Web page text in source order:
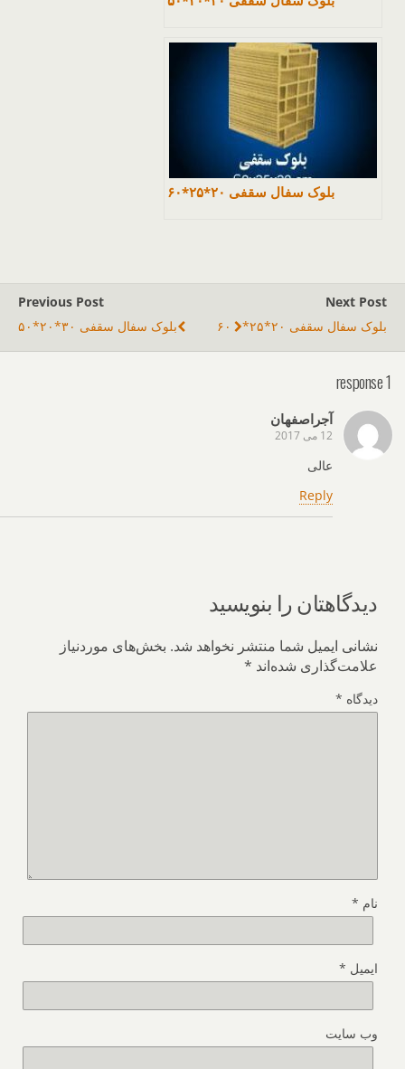
بلوک سفال سقفی ۲۰*۲۵*۶۰
Previous Post
بلوک سفال سقفی ۳۰*۲۰*۵۰
Next Post
بلوک سفال سقفی ۲۰*۲۵*۶۰
1 response
آجراصفهان
12 می 2017
عالی
Reply
دیدگاهتان را بنویسید
نشانی ایمیل شما منتشر نخواهد شد. بخش‌های موردنیاز
علامت‌گذاری شده‌اند *
دیدگاه *
نام *
ایمیل *
وب‌ سایت